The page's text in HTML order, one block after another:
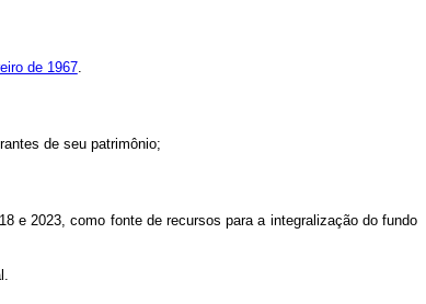
de 1967.
de seu patrimônio;
e 2023, como fonte de recursos para a integralização do fundo